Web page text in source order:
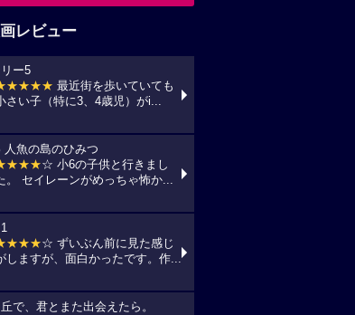
レビュー
リー5
最近街を歩いていても
さい子（特に3、4歳児）がi...
人魚の島のひみつ
☆ 小6の子供と行きまし
。 セイレーンがめっちゃ怖か...
☆ ずいぶん前に見た感じ
しますが、面白かったです。作...
で、君とまた出会えたら。